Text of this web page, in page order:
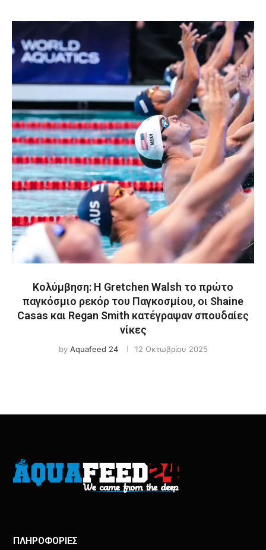
Κολύμβηση: Η Gretchen Walsh το πρώτο
παγκόσμιο ρεκόρ του Παγκοσμίου, οι Shaine
Casas και Regan Smith κατέγραψαν σπουδαίες
νίκες
by Aquafeed 24 12 Οκτωβρίου 2025
ΠΛΗΡΟΦΟΡΙΕΣ